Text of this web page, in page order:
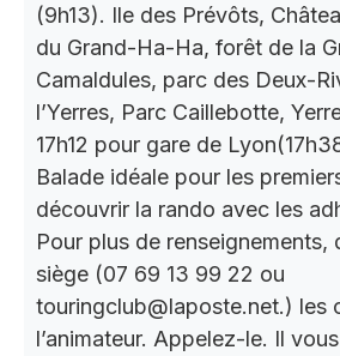
(9h13). Ile des Prévôts,
du Grand-Ha-Ha, forêt de la
Camaldules, parc des Deux-
l’Yerres, Parc Caillebotte,
17h12 pour gare de
Balade idéale pour les
découvrir la rando avec les
Pour plus de renseignements,
siège (07 69 13 99 22 ou
touringclub@laposte.net.) les
l’animateur. Appelez-le. Il